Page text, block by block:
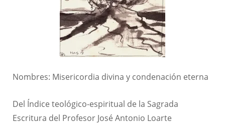
Nombres: Misericordia divina y condenación eterna
Del Índice teológico-espiritual de la Sagrada
Escritura del Profesor José Antonio Loarte